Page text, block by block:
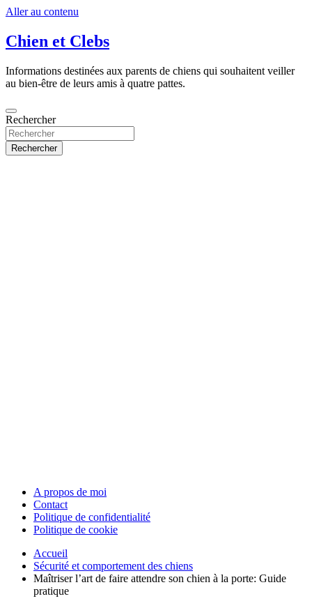
Aller au contenu
Chien et Clebs
Informations destinées aux parents de chiens qui souhaitent veiller
au bien-être de leurs amis à quatre pattes.
Rechercher
Rechercher
A propos de moi
Contact
Politique de confidentialité
Politique de cookie
Accueil
Sécurité et comportement des chiens
Maîtriser l’art de faire attendre son chien à la porte: Guide
pratique